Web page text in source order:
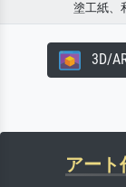
塗工紙、
3D/
アート